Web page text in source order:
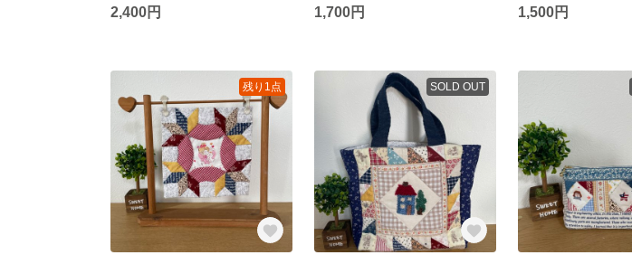
2,400円 1,700円 1,500円
残り1点 SOLD OUT